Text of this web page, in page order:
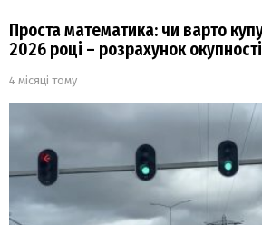
Проста математика: чи варто
2026 році – розрахунок окупності
4 місяці тому